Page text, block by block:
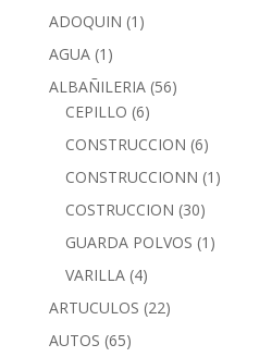
ADOQUIN (1)
AGUA (1)
ALBAÑILERIA (56)
CEPILLO (6)
CONSTRUCCION (6)
CONSTRUCCIONN (1)
COSTRUCCION (30)
GUARDA POLVOS (1)
VARILLA (4)
ARTUCULOS (22)
AUTOS (65)